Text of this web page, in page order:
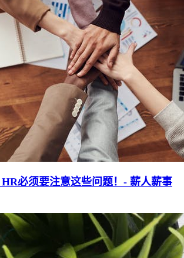
必须要注意这些问题！- 薪人薪事